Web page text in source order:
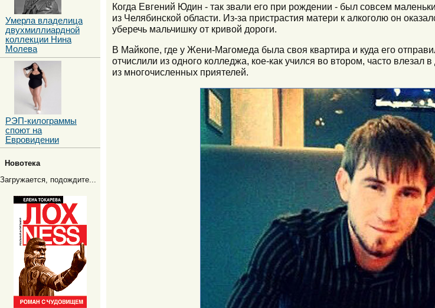
Когда Евгений Юдин - так звали его при рождении - был совсем
из Челябинской области. Из-за пристрастия матери к алкоголю он
уберечь мальчишку от кривой дороги.
В Майкопе, где у Жени-Магомеда была своя квартира и куда его
отчислили из одного колледжа, кое-как учился во втором, часто влезал
из многочисленных приятелей.
Умерла владелица
двухмиллиардной
коллекции Нина
Молева
РЭП-килограммы
споют на
Евровидении
Новотека
Загружается, подождите...